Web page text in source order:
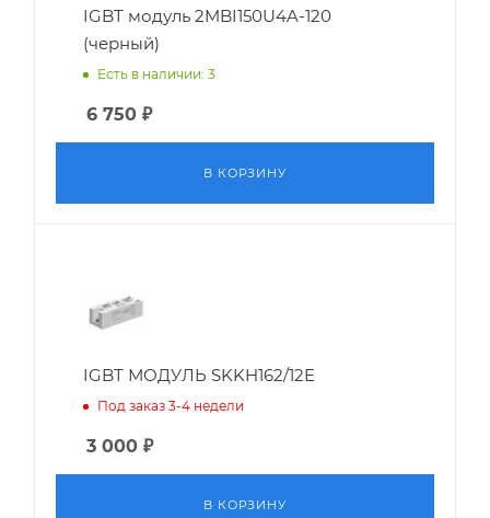
IGBT модуль 2MBI150U4A-120
(черный)
Есть в наличии: 3
6 750 ₽
В КОРЗИНУ
IGBT МОДУЛЬ SKKH162/12E
Под заказ 3-4 недели
3 000 ₽
В КОРЗИНУ